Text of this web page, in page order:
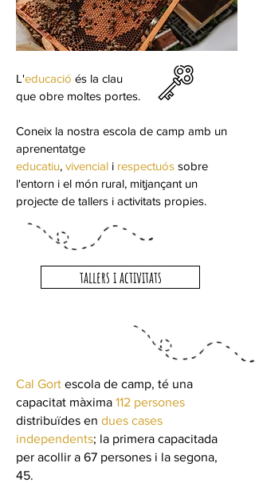
L'educació és la clau
que obre moltes portes.
Coneix la nostra escola de camp amb un
aprenentatge
educatiu, vivencial i respectuós sobre
l'entorn i el món rural, mitjançant un
projecte de tallers i activitats propies.
tallers i activitats
Cal Gort escola de camp, té una
capacitat màxima 112 persones
distribuïdes en dues cases
independents; la primera capacitada
per acollir a 67 persones i la segona,
45.